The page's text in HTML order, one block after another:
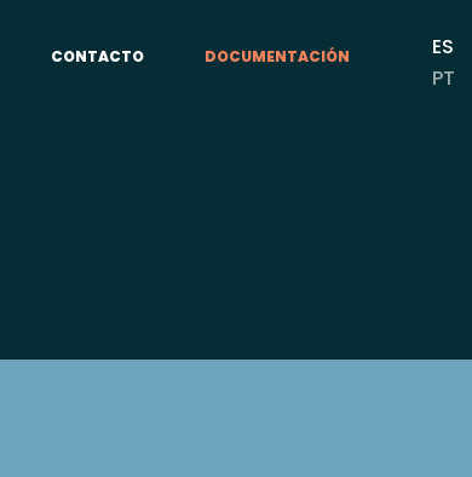
CONTACTO DOCUMENTACIÓN
ES
PT